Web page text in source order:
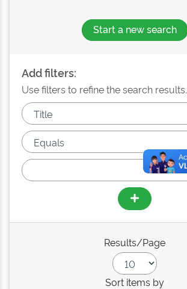
Start a new search
Add filters:
Use filters to refine the search results.
Results/Page
Sort items by